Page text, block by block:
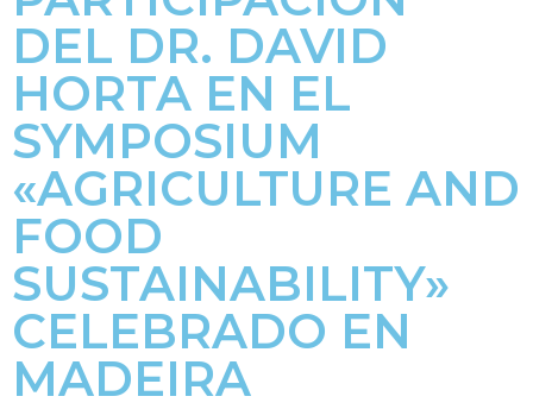
DEL DR. DAVID
HORTA EN EL
SYMPOSIUM
«AGRICULTURE AND
FOOD
SUSTAINABILITY»
CELEBRADO EN
MADEIRA